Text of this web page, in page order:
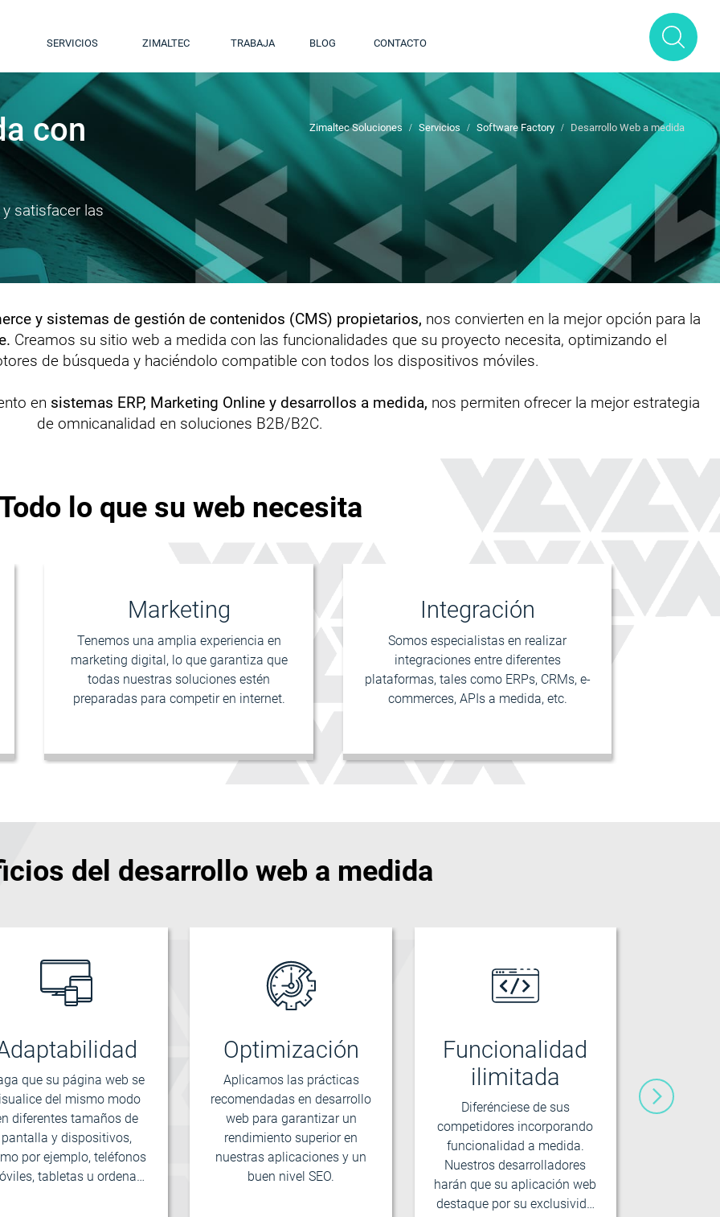
SERVICIOS ZIMALTEC TRABAJA BLOG CONTACTO
con
Zimaltec Soluciones Servicios Software Factory Desarrollo Web a medida
satisfacer las
y sistemas de gestión de contenidos (CMS) propietarios, nos convierten en la mejor opción para la
Creamos su sitio web a medida con las funcionalidades que su proyecto necesita, optimizando el
de búsqueda y haciéndolo compatible con todos los dispositivos móviles.
en sistemas ERP, Marketing Online y desarrollos a medida, nos permiten ofrecer la mejor estrategia
de omnicanalidad en soluciones B2B/B2C.
lo que su web necesita
Marketing
Tenemos una amplia experiencia en
marketing digital, lo que garantiza que
todas nuestras soluciones estén
preparadas para competir en internet.
Integración
Somos especialistas en realizar
integraciones entre diferentes
plataformas, tales como ERPs, CRMs, e-
commerces, APIs a medida, etc.
del desarrollo web a medida
que su página web se
del mismo modo
diferentes tamaños de
pantalla y dispositivos,
por ejemplo, teléfonos
tabletas u ordena…
Optimización
Aplicamos las prácticas
recomendadas en desarrollo
web para garantizar un
rendimiento superior en
nuestras aplicaciones y un
buen nivel SEO.
Funcionalidad
ilimitada
Diferénciese de sus
competidores incorporando
funcionalidad a medida.
Nuestros desarrolladores
harán que su aplicación web
destaque por su exclusivid…